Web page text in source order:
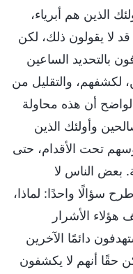
الذين هم أبرياء،
لا يقولون ذلك، لكن
بالتحديد الساعين
لكشفهم، والتقليل من
أن هذه محاولة
وأولئك الذين
تحت الأقدام، حتى
بعض الناس لا
سؤالًا واحدًا: لماذا،
الأشرار
دائمًا الآخرين
حقًا أنهم لا يكشفون